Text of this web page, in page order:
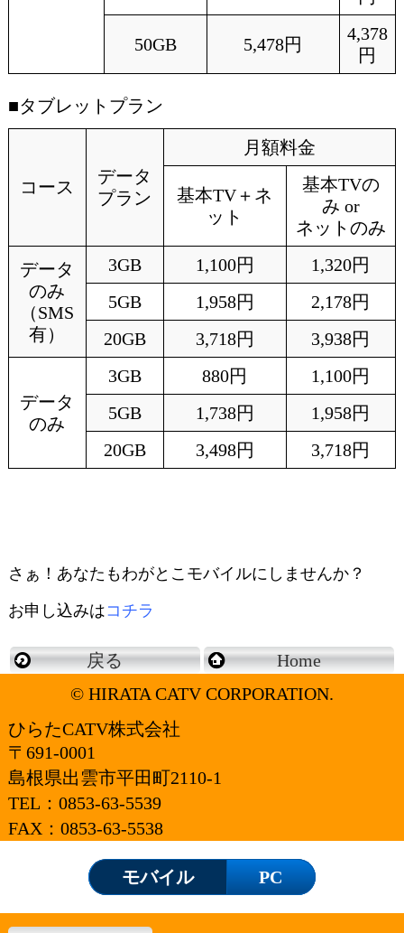
50GB 5,478円
4,378
円
■タブレットプラン
コース
データ
プラン
月額料金
基本TV＋ネ
ット
基本TVの
み or
ネットのみ
データ
のみ
（SMS
有）
3GB 1,100円
1,320円
5GB
1,958円
2,178円
20GB
3,718円 3,938円
データ
のみ
3GB 880円
1,100円
5GB
1,738円
1,958円
20GB
3,498円 3,718円
さぁ！あなたもわがとこモバイルにしませんか？
お申し込みはコチラ
戻る
Home
© HIRATA CATV CORPORATION.
ひらたCATV株式会社
〒691-0001
島根県出雲市平田町2110-1
TEL： 0853-63-5539
FAX：0853-63-5538
モバイル PC